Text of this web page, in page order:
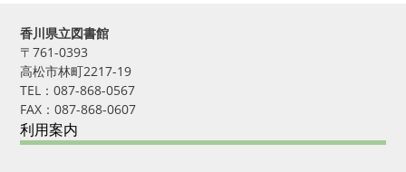
香川県立図書館
〒761-0393
高松市林町2217-19
TEL：087-868-0567
FAX：087-868-0607
利用案内